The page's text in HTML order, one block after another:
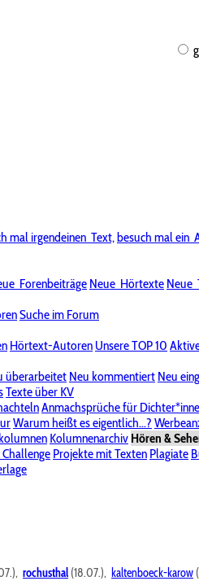
mal irgendeinen Text,besuch mal ein
Forenbeiträge Neue Hörtexte Neue
Suche im Forum
Hörtext-Autoren Unsere TOP 10
überarbeitet Neu kommentiert Neu
Texte über KV
Anmachsprüche für
Warum heißt es eigentlich...?
Kolumnenarchiv Hören &
Projekte mit Texten Plagiate
"Literatur & Schreiberei"
SpenderlisteAlle Wege führen zu KV
DatenschutzerklärungImpressum
rochusthal (18.07.), kaltenboeck-karow